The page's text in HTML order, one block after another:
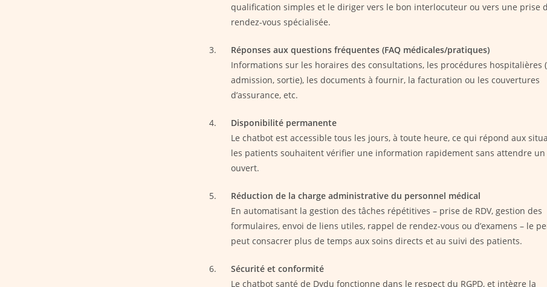
qualification simples et le diriger vers le bon interlocuteur ou vers une prise
rendez-vous spécialisée.
Réponses aux questions fréquentes (FAQ médicales/pratiques)
Informations sur les horaires des consultations, les procédures hospitalières
admission, sortie), les documents à fournir, la facturation ou les couvertures
d’assurance, etc.
Disponibilité permanente
Le chatbot est accessible tous les jours, à toute heure, ce qui répond aux
les patients souhaitent vérifier une information rapidement sans attendre un
ouvert.
Réduction de la charge administrative du personnel médical
En automatisant la gestion des tâches répétitives – prise de RDV, gestion des
formulaires, envoi de liens utiles, rappel de rendez-vous ou d’examens – le
peut consacrer plus de temps aux soins directs et au suivi des patients.
Sécurité et conformité
Le chatbot santé de Dydu fonctionne dans le respect du RGPD, et intègre la